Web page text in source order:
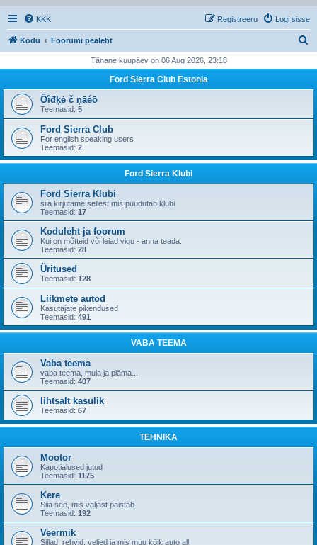
KKK Logi sisse
Registreeru
Kodu Foorumi pealeht
i
Tänane kuupäev on 06 Aug 2026, 23:18
Ford Sierra Club Estonia
Ôîđķė č ņāéō
Teemasid: 5
Ford Sierra Club
For english speaking users
Teemasid: 2
Ford Sierra Klubi
Ford Sierra Klubi
siia kirjutame sellest mis puudutab klubi
Teemasid: 17
Koduleht ja foorum
Kui on mõtteid või leiad vigu - anna teada.
Teemasid: 28
Üritused
Teemasid: 128
Liikmete autod
Kasutajate pikendused
Teemasid: 491
VABA TEEMA
Vaba teema
vaba teema, mula ja pläma...
Teemasid: 407
lihtsalt kasulik
Teemasid: 67
TEHNIKA
Mootor
Kapotialused jutud
Teemasid: 1175
Kere
Siia see, mis väljast paistab
Teemasid: 192
Veermik
Sillad, rehvid, veljed ja mis muu kõik auto all